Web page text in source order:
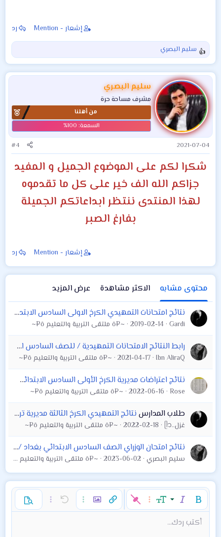
إشعار - Mention رد
ا
ل
ت
ف
ا
ع
ل
ا
ت
:
سليم البصري
سليم البصري
مشرف مساحة حرة
من أهلنا
2021-07-04
#4
شكرا لكم على الموضوع الجميل و المفيد
جزاكم الله الف خير على كل ما تقدموه
لهذا المنتدى ننتظر ابداعاتكم الجميلة
بفارغ الصبر
إشعار - Mention رد
محتوى مشابه الاكثر مشاهدة
عرض المزيد
نتائج امتحانات التمهيدي الكرخ الاولى السادس الابتدائي ٢٠١٩
Gardi
2019-02-14 ~¤ô ملتقى التربية والتعليم ô¤~
رابط النتائج الامتحانات التمهيدية / للصف السادس الابتدائي الكرخ الاولى 2021
Ibn AliraQ
2021-04-17 ~¤ô ملتقى التربية والتعليم ô¤~
نتائج اعتراضات مديرية الكرخ الأولى السادس الابتدائي الدور الاول2022
Rose
2022-06-16 ~¤ô ملتقى التربية والتعليم ô¤~
طلاب المدارس نتائج التمهيدي الكرخ الثالثة مديرية تربية الكرخ الثالثة تعلن نتائج السادس الابتدائي الدور التمهيدي للعام الدراسي 2022 عبر الرابط ...
غزل..ᥫ᭡ 2022-02-18 ~¤ô ملتقى التربية والتعليم ô¤~
نتائج امتحان الوزراي الصف السادس الابتدائي بغداد / الكرخ الاولى 2022/2023
سليم البصري 2023-06-02 ~¤ô ملتقى التربية والتعليم ô¤~
غامق مائل حجم الخط
9
10
خيارات إضافية…إدراج رابطإدراج صورةخيارات إضافية…
تراجع خيارات إضافية…
معاينة
لون النصBackground Color
عائلة الخطالإبتسامات
إقتباسميديا إعادةتبديل الـ BB codeإزالة التنسيقأكتب ردك...